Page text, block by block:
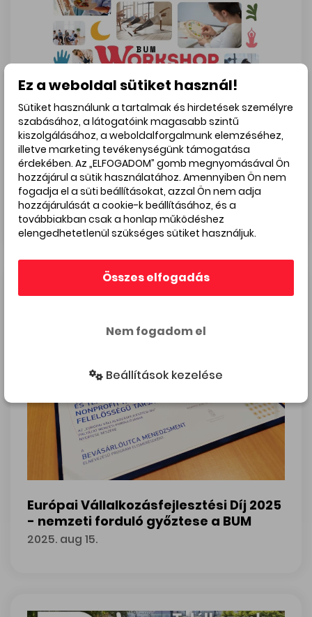
Jelentkezz az őszi BUM Workshop
Fesztiválra!
2025. aug 18.
Jelentkezz az őszi BUM Workshop Fesztiválra!
Európai Vállalkozásfejlesztési Díj 2025
- nemzeti forduló győztese a BUM
2025. aug 15.
Ez a weboldal sütiket használ!
Sütiket használunk a tartalmak és hirdetések személyre
szabásához, a látogatóink magasabb szintű
kiszolgálásához, a weboldalforgalmunk elemzéséhez,
illetve marketing tevékenységünk támogatása
érdekében. Az „ELFOGADOM” gomb megnyomásával Ön
hozzájárul a sütik használatához. Amennyiben Ön nem
fogadja el a süti beállításokat, azzal Ön nem adja
hozzájárulását a cookie-k beállításához, és a
továbbiakban csak a honlap működéshez
elengedhetetlenül szükséges sütiket használjuk.
Összes elfogadás
Nem fogadom el
Beállítások kezelése